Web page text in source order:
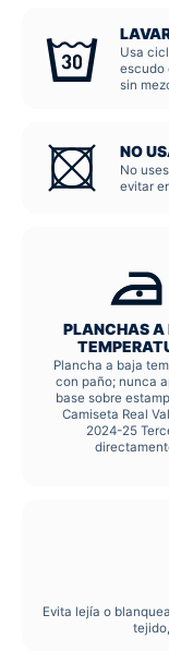
Usa
escudo
sin
NO
No
evitar
PLANCHAS A
Plancha a baja
con paño; nunca
base sobre
Camiseta Real
2024-25
Evita lejía o